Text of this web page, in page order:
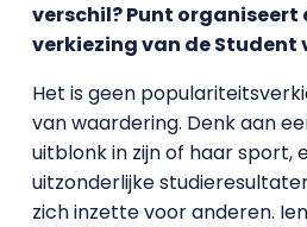
verschil? Punt organiseert
verkiezing van de Student
Het is geen
van waardering. Denk aan
uitblonk in zijn of haar sport,
uitzonderlijke
zich inzette voor anderen.